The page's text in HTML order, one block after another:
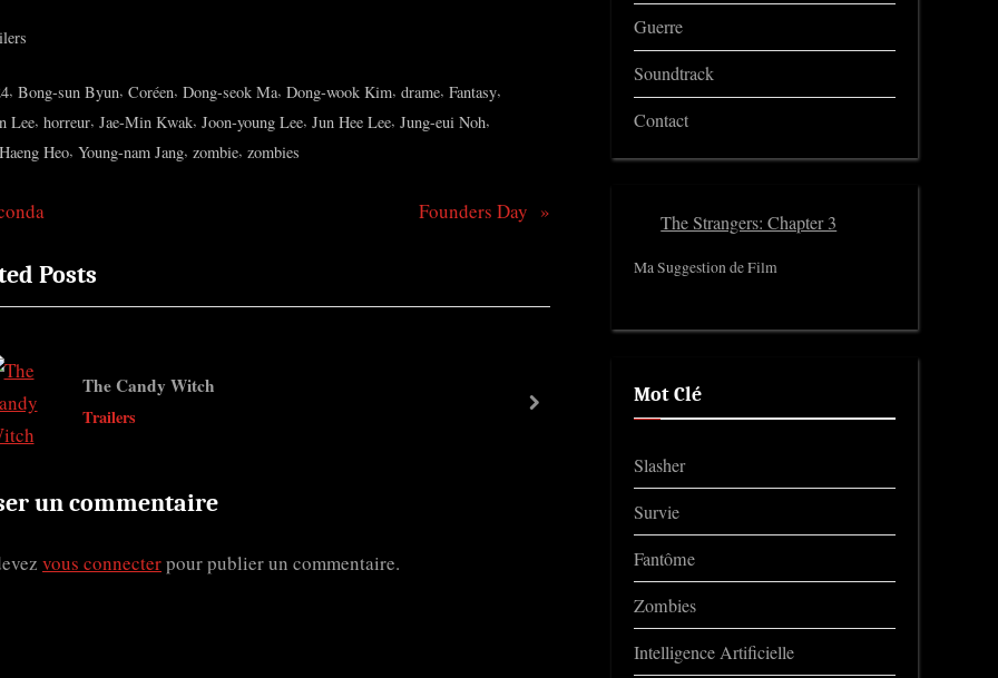
, Bong-sun Byun, Coréen, Dong-seok Ma, Dong-wook Kim, drame, Fantasy,
Lee, horreur, Jae-Min Kwak, Joon-young Lee, Jun Hee Lee, Jung-eui Noh,
Heo, Young-nam Jang, zombie, zombies
N
t
Founders Day
Posts
The Candy Witch
Trailers
Ironheart
Trailers
next
un commentaire
vous connecterpour publier un commentaire.
Guerre
Soundtrack
Contact
The Strangers: Chapter 3
Ma Suggestion de Film
Mot Clé
Slasher
Survie
Fantôme
Zombies
Intelligence Artificielle